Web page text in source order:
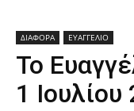
ΔΙΑΦΟΡΑ ΕΥΑΓΓΕΛΙΟ
Το
1